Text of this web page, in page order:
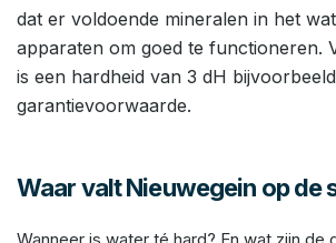
dat er voldoende mineralen in het
apparaten om goed te functioneren.
is een hardheid van 3 dH
garantievoorwaarde.
Waar valt Nieuwegein op de